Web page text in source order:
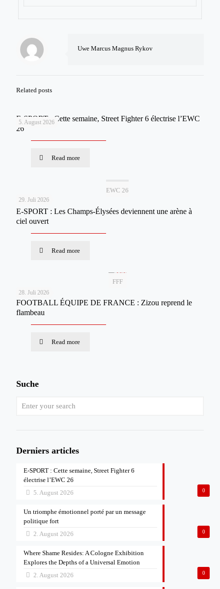
Uwe Marcus Magnus Rykov
Related posts
5. August 2026
E-SPORT : Cette semaine, Street Fighter 6 électrise l’EWC
26
Read more
EWC 26
29. Juli 2026
E-SPORT : Les Champs-Élysées deviennent une arène à
ciel ouvert
Read more
FFF
28. Juli 2026
FOOTBALL ÉQUIPE DE FRANCE : Zizou reprend le
flambeau
Read more
Suche
Derniers articles
0
E-SPORT : Cette semaine, Street Fighter 6
électrise l’EWC 26
5. August 2026
0
Un triomphe émotionnel porté par un message
politique fort
2. August 2026
0
Where Shame Resides: A Cologne Exhibition
Explores the Depths of a Universal Emotion
2. August 2026